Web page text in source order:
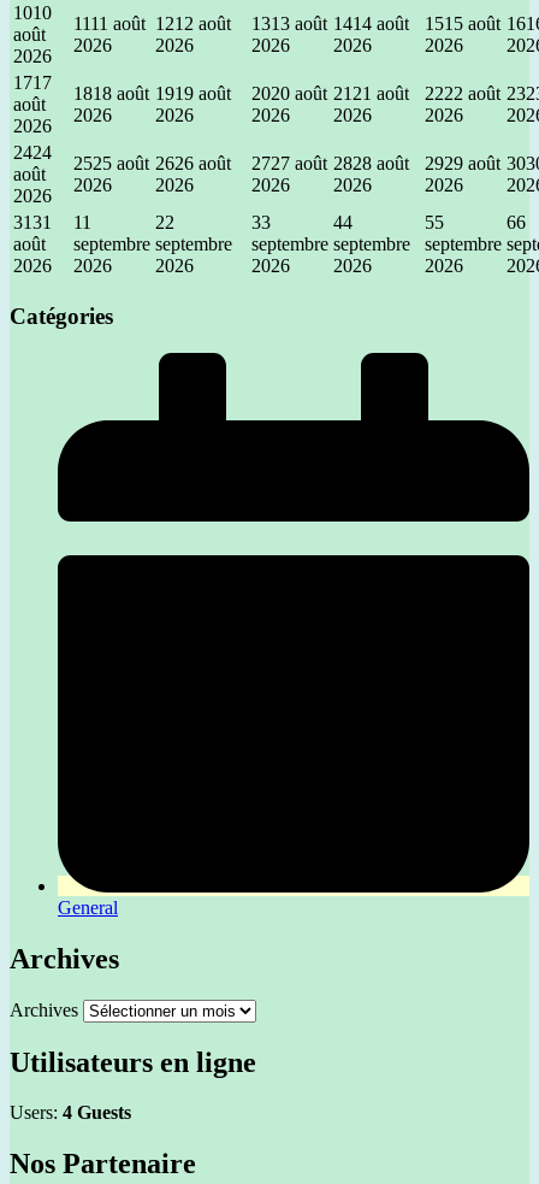
1010
août
2026
1111 août
2026
1212 août
2026
1313 août
2026
1414 août
2026
1515 août
2026
16
1717
août
2026
1818 août
2026
1919 août
2026
2020 août
2026
21 21 août
2026
2222 août
2026
23
2424
août
2026
2525 août
2026
2626 août
2026
2727 août
2026
2828 août
2026
2929 août
2026
30
3131
août
2026
11
septembre
2026
22
septembre
2026
33
septembre
2026
44
septembre
2026
55
septembre
2026
66
Catégories
General
Archives
Archives
Utilisateurs en ligne
Users: 4 Guests
Nos Partenaire